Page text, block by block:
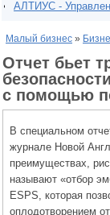
АЛТИУС -
Малый бизнес »
Отчет бьет
с помощью
В специальном
журнале Новой
преимуществах,
называют «отбор
ESPS, которая
оплодотворением